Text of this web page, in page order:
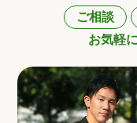
ご相談
お気軽